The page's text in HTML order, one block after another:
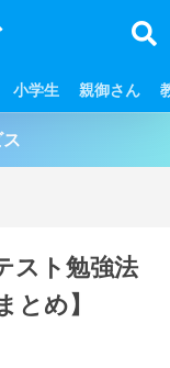
小学生 親御さん
スト勉強法
とめ】